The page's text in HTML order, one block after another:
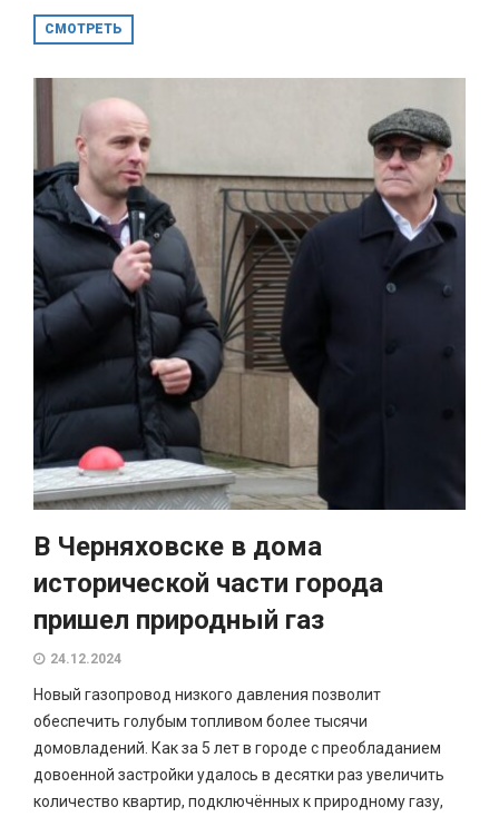
СМОТРЕТЬ
В Черняховске в дома
исторической части города
пришел природный газ
24.12.2024
Новый газопровод низкого давления позволит
обеспечить голубым топливом более тысячи
домовладений. Как за 5 лет в городе с преобладанием
довоенной застройки удалось в десятки раз увеличить
количество квартир, подключённых к природному газу,